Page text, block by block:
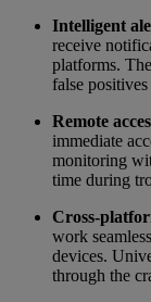
Intelligent
receive
platforms.
false
Remote
immediate
monitoring
time during
Cross-
work
devices.
through the